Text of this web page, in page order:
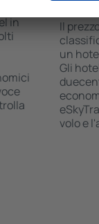
in
Il
un
Gli
volo e